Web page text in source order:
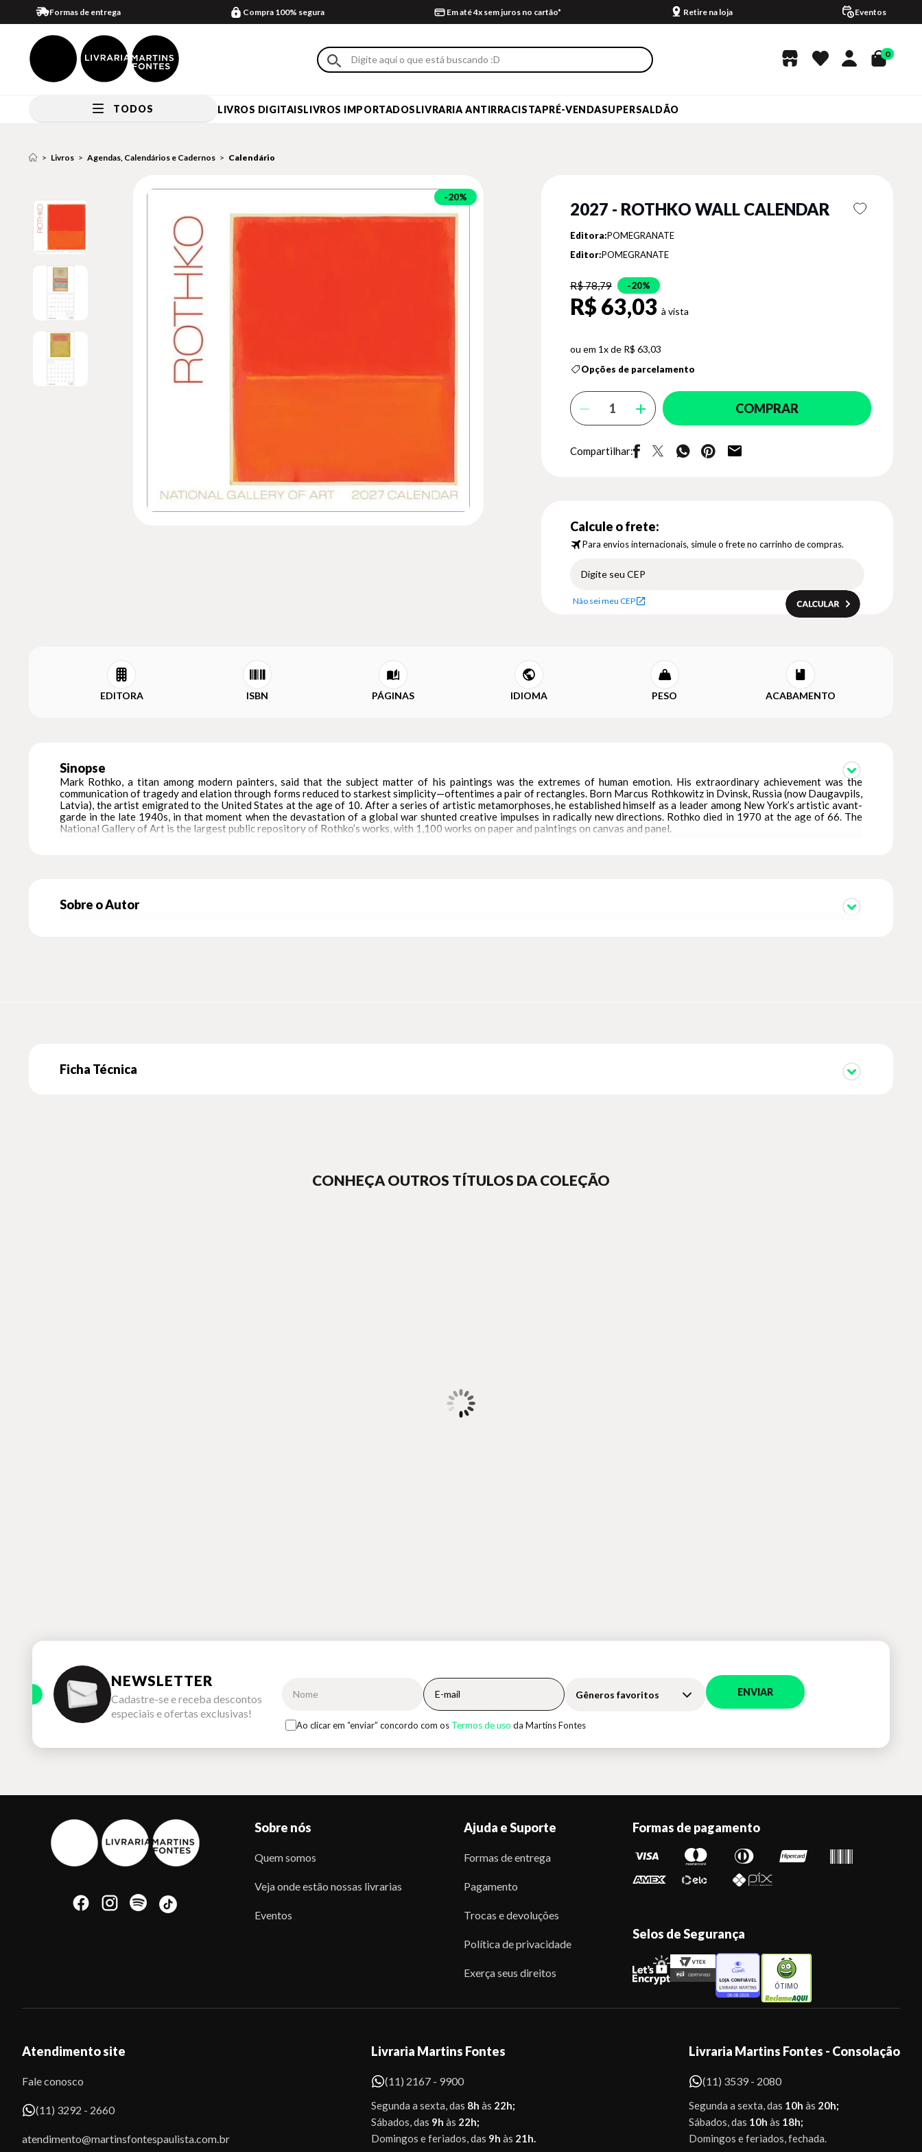
Formas de entrega Compra 100% segura Em até 4x sem juros no cartão* Retire na loja Eventos
0
TODOS LIVROS DIGITAISLIVROS IMPORTADOSLIVRARIA ANTIRRACISTAPRÉ-VENDASUPERSALDÃO
Livros Agendas, Calendários e Cadernos Calendário
20%
2027 - ROTHKO WALL CALENDAR
Editora:POMEGRANATE
Editor:POMEGRANATE
R$ 78,79 20%
R$ 63,03
1x de R$ 63,03
Opções de parcelamento
COMPRAR
Compartilhar:
Calcule o frete:
Para envios internacionais, simule o frete no carrinho de compras.
Não sei meu CEP
EDITORA ISBN PÁGINAS IDIOMA PESO ACABAMENTO
Sinopse
Mark Rothko, a titan among modern painters, said that the subject matter of his paintings was the extremes of human emotion. His extraordinary achievement was the
communication of tragedy and elation through forms reduced to starkest simplicity—oftentimes a pair of rectangles. Born Marcus Rothkowitz in Dvinsk, Russia (now Daugavpils,
Latvia), the artist emigrated to the United States at the age of 10. After a series of artistic metamorphoses, he established himself as a leader among New York’s artistic avant-
garde in the late 1940s, in that moment when the devastation of a global war shunted creative impulses in radically new directions. Rothko died in 1970 at the age of 66. The
National Gallery of Art is the largest public repository of Rothko’s works, with 1,100 works on paper and paintings on canvas and panel.
Sobre o Autor
Ficha Técnica
CONHEÇA OUTROS TÍTULOS DA COLEÇÃO
NEWSLETTER
Cadastre-se e receba descontos
especiais e ofertas exclusivas!
Gêneros favoritos ENVIAR
Ao clicar em “enviar” concordo com os Termos de uso da Martins Fontes
Sobre nós
Quem somos
Veja onde estão nossas livrarias
Eventos
Ajuda e Suporte
Formas de entrega
Pagamento
Trocas e devoluções
Política de privacidade
Exerça seus direitos
Formas de pagamento
Selos de Segurança
ÓTIMO
Atendimento site
Fale conosco
(11) 3292 - 2660
atendimento@martinsfontespaulista.com.br
Livraria Martins Fontes
(11) 2167 - 9900
Segunda a sexta, das 8h às 22h;
Sábados, das 9h às 22h;
Domingos e feriados, das 9h às 21h.
Livraria Martins Fontes - Consolação
(11) 3539 - 2080
Segunda a sexta, das 10h às 20h;
Sábados, das 10h às 18h;
Domingos e feriados, fechada.